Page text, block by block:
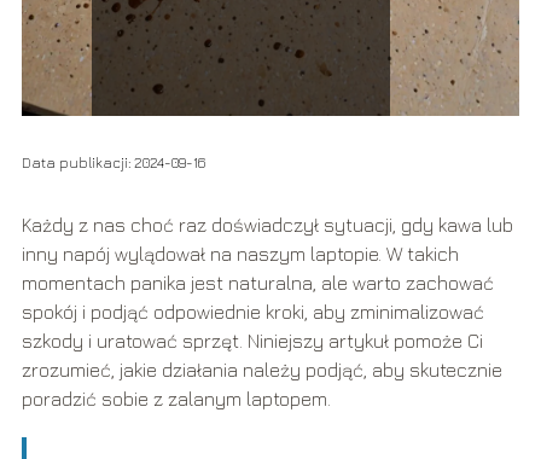
Data publikacji: 2024-09-16
Każdy z nas choć raz doświadczył sytuacji, gdy kawa lub
inny napój wylądował na naszym laptopie. W takich
momentach panika jest naturalna, ale warto zachować
spokój i podjąć odpowiednie kroki, aby zminimalizować
szkody i uratować sprzęt. Niniejszy artykuł pomoże Ci
zrozumieć, jakie działania należy podjąć, aby skutecznie
poradzić sobie z zalanym laptopem.